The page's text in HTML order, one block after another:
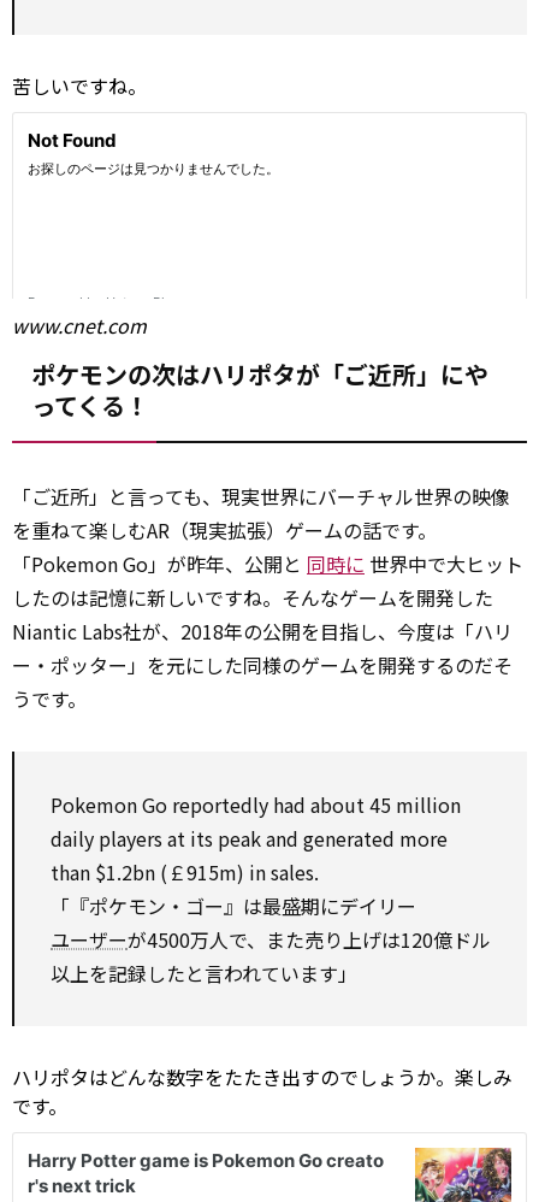
苦しいですね。
www.cnet.com
ポケモンの次はハリポタが「ご近所」にや
ってくる！
「ご近所」と言っても、現実世界にバーチャル世界の映像
を重ねて楽しむAR（現実拡張）ゲームの話です。
「Pokemon Go」が昨年、公開と 同時に 世界中で大ヒット
したのは記憶に新しいですね。そんなゲームを開発した
Niantic Labs社が、2018年の公開を目指し、今度は「ハリ
ー・ポッター」を元にした同様のゲームを開発するのだそ
うです。
Pokemon Go reportedly had about 45 million
daily players at its peak and generated more
than $1.2bn (￡915m) in sales.
「『ポケモン・ゴー』は最盛期にデイリー
ユーザーが4500万人で、また売り上げは120億ドル
以上を記録したと言われています」
ハリポタはどんな数字をたたき出すのでしょうか。楽しみ
です。